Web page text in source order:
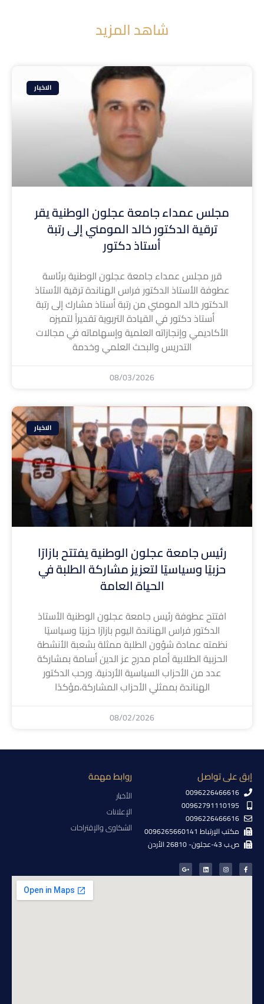
شاهد المزيد
الاخبار
مجلس عمداء جامعة عجلون الوطنية يقر
ترقية الدكتور خالد المومني إلى رتبة
أستاذ دكتور
قرر مجلس عمداء جامعة عجلون الوطنية برئاسة
عطوفة الأستاذ الدكتور فراس الهناندة ترقية الأستاذ
الدكتور خالد المومني من رتبة أستاذ مشارك إلى رتبة
أستاذ دكتور في القيادة التربوية تقديراً لتميزه
الأكاديمي وإنجازاته العلمية وإسهاماته في مجالات
التدريس والبحث العلمي وخدمة
08/03/2026
الاخبار
رئيس جامعة عجلون الوطنية يفتتح بازارًا
حزبيًا وسياسيًا لتعزيز مشاركة الطلبة في
الحياة العامة
افتتح عطوفة رئيس جامعة عجلون الوطنية الأستاذ
الدكتور فراس الهناندة اليوم بازارًا حزبيًا وسياسيًا
نظمته عمادة شؤون الطلبة ممثلة بشعبة الأنشطة
الحزبية الطلابية أمام مدرج عز الدين أسامة بمشاركة
عدد من الأحزاب السياسية الأردنية. ورحب الدكتور
الهناندة بممثلي الأحزاب المشاركة،مؤكدًا
08/02/2026
إبق على تواصل
0096226466616
00962791110195
0096226466616
مكتب الإرتباط 0096265660141
ص.ب 43-عجلون- 26810 الأردن
روابط مهمة
الأخبار
الإعلانات
الشكاوى والإقتراحات